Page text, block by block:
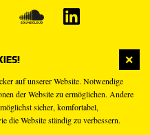
auf unserer Website. Notwendige
der Website zu ermöglichen. Andere
sicher, komfortabel,
die Website ständig zu verbessern.